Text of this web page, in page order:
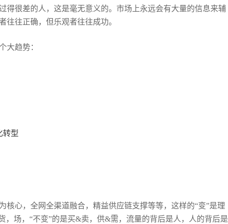
得很差的人，这是毫无意义的。市场上永远会有大量的信息来辅
往往正确，但乐观者往往成功。
大趋势：
转型
核心，全网全渠道融合，精益供应链支撑等等，这样的“变”是理
，场，“不变”的是买&卖，供&需，流量的背后是人，人的背后是